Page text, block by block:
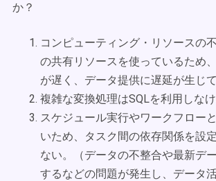
か？
コンピューティング・リソースの
の共有リソースを使っているため
が遅く、データ提供に遅延が生じて
複雑な変換処理はSQLを利用しなけ
スケジュール実行やワークフロー
いため、タスク間の依存関係を設
ない。（データの不整合や最新デ
するなどの問題が発生し、データ